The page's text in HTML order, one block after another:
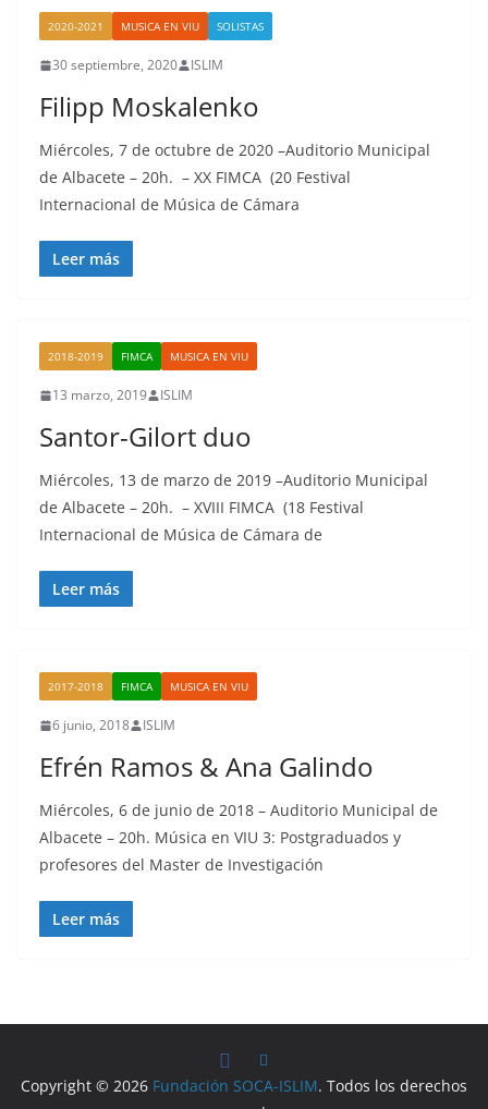
2020-2021 MUSICA EN VIU SOLISTAS
30 septiembre, 2020 ISLIM
Filipp Moskalenko
Miércoles, 7 de octubre de 2020 –Auditorio Municipal
de Albacete – 20h. – XX FIMCA (20 Festival
Internacional de Música de Cámara
Leer más
2018-2019 FIMCA MUSICA EN VIU
13 marzo, 2019 ISLIM
Santor-Gilort duo
Miércoles, 13 de marzo de 2019 –Auditorio Municipal
de Albacete – 20h. – XVIII FIMCA (18 Festival
Internacional de Música de Cámara de
Leer más
2017-2018 FIMCA MUSICA EN VIU
6 junio, 2018 ISLIM
Efrén Ramos & Ana Galindo
Miércoles, 6 de junio de 2018 – Auditorio Municipal de
Albacete – 20h. Música en VIU 3: Postgraduados y
profesores del Master de Investigación
Leer más
Copyright © 2026 Fundación SOCA-ISLIM. Todos los derechos